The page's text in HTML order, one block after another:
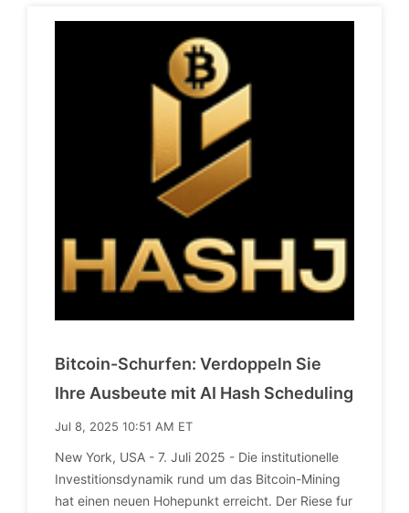
Bitcoin-Schurfen: Verdoppeln Sie
Ihre Ausbeute mit AI Hash Scheduling
Jul 8, 2025 10:51 AM ET
New York, USA - 7. Juli 2025 - Die institutionelle
Investitionsdynamik rund um das Bitcoin-Mining
hat einen neuen Hohepunkt erreicht. Der Riese fur